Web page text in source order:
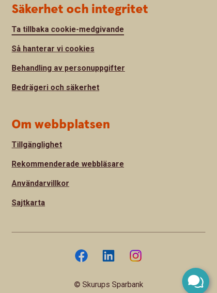
Säkerhet och integritet
Ta tillbaka cookie-medgivande
Så hanterar vi cookies
Behandling av personuppgifter
Bedrägeri och säkerhet
Om webbplatsen
Tillgänglighet
Rekommenderade webbläsare
Användarvillkor
Sajtkarta
© Skurups Sparbank